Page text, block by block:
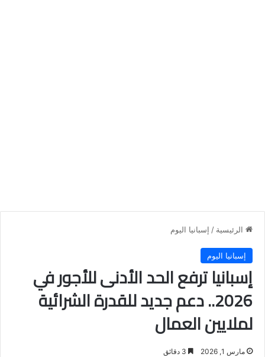
الرئيسية / إسبانيا اليوم
إسبانيا اليوم
إسبانيا ترفع الحد الأدنى للأجور في
2026.. دعم جديد للقدرة الشرائية
لملايين العمال
مارس 1, 2026